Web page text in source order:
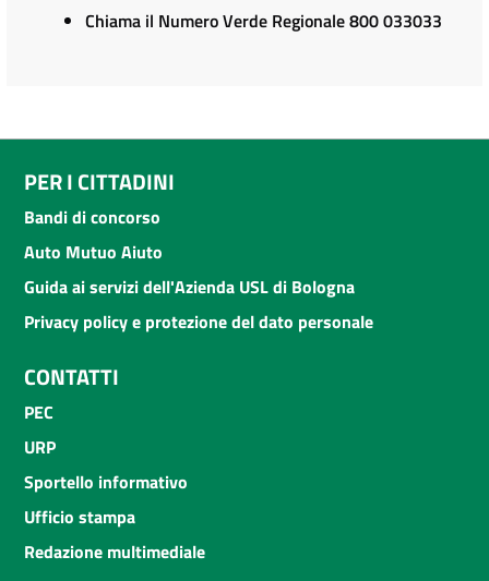
Chiama il Numero Verde Regionale 800 033033
PER I CITTADINI
Bandi di concorso
Auto Mutuo Aiuto
Guida ai servizi dell'Azienda USL di Bologna
Privacy policy e protezione del dato personale
CONTATTI
PEC
URP
Sportello informativo
Ufficio stampa
Redazione multimediale